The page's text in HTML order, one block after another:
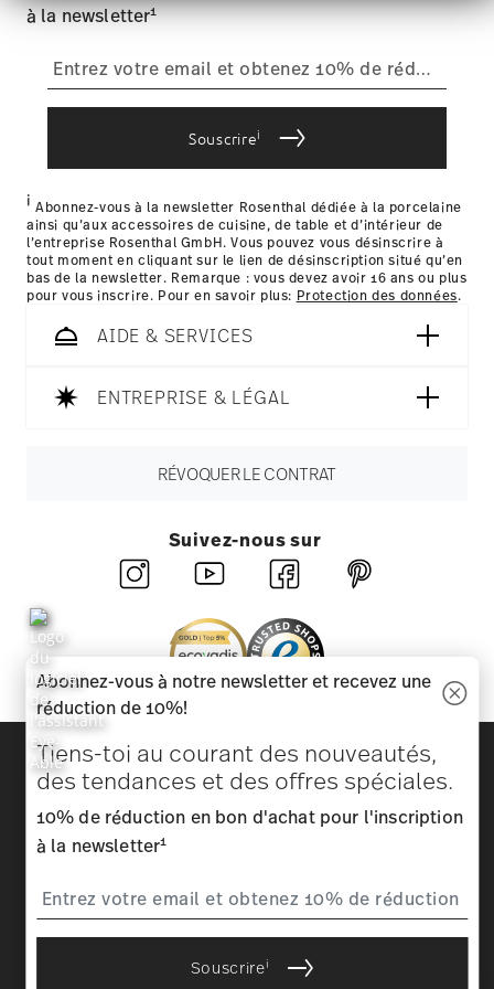
Werbung und Analysen weiter. Unsere Partner
führen diese Informationen möglicherweise mit
bereitgestellt haben oder die sie im Rahmen Ihrer
Nutzung der Dienste gesammelt haben.
votre colis sera expédié.
retours
Livraison dans d'autres pays
les détails pour chaque pays de livraison
ici
à la newsletter1
Souscrirei
i Abonnez-vous à la newsletter Rosenthal dédiée à la porcelaine
ainsi qu’aux accessoires de cuisine, de table et d’intérieur de
l’entreprise Rosenthal GmbH. Vous pouvez vous désinscrire à
tout moment en cliquant sur le lien de désinscription situé qu’en
bas de la newsletter. Remarque : vous devez avoir 16 ans ou plus
pour vous inscrire. Pour en savoir plus: Protection des données.
AIDE & SERVICES
ENTREPRISE & LÉGAL
RÉVOQUER LE CONTRAT
Suivez-nous sur
Découvrez toutes nos marques
Beauté et fonctionnalité pour votre maison
Protection des données
Mentions
légales
Modifier le consentement aux cookies
* Tous les prix avec TVA inclus etplus frais d'expédition.
Pas de paiement en espèces, pas de remboursement, l'annulation du
Abonnez-vous à notre newsletter et recevez une
réduction de 10%!
Tiens-toi au courant des nouveautés,
des tendances et des offres spéciales.
10% de réduction en bon d'achat pour l'inscription
à la newsletter1
Souscrirei